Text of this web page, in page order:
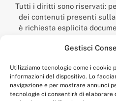
Gestisci
Utilizziamo tecnologie come i cookie
informazioni del dispositivo. Lo
navigazione e per mostrare annunci
tecnologie ci consentirà di elaborare
Tutti i diritti sono riservati:
dei contenuti presenti sulla
è richiesta esplicita
“Anagnia” è un marchio
num. registrazione:
Per contatti: